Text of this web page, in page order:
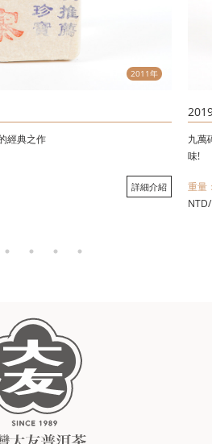
2011年
經典之作
詳細介紹
九萬
味!
重量
NTD/